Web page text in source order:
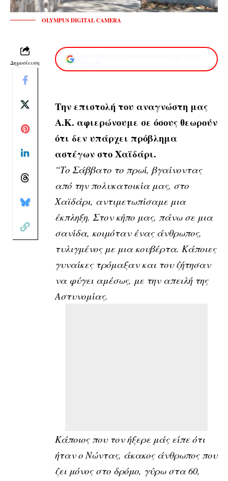
OLYMPUS DIGITAL CAMERA
Δημοσίευση
Την επιστολή του αναγνώστη μας
Α.Κ. αφιερώνουμε σε όσους θεωρούν
ότι δεν υπάρχει πρόβλημα
αστέγων στο Χαϊδάρι.
“Το Σάββατο το πρωί, βγαίνοντας
από την πολυκατοικία μας, στο
Χαϊδάρι, αντιμετωπίσαμε μια
έκπληξη. Στον κήπο μας, πάνω σε μια
σανίδα, κοιμόταν ένας άνθρωπος,
τυλιγμένος με μια κουβέρτα. Κάποιες
γυναίκες τρόμαξαν και του ζήτησαν
να φύγει αμέσως, με την απειλή της
Αστυνομίας.
Κάποιος που τον ήξερε μάς είπε ότι
ήταν ο Νώντας, άκακος άνθρωπος που
ζει μόνος στο δρόμο, γύρω στα 60,